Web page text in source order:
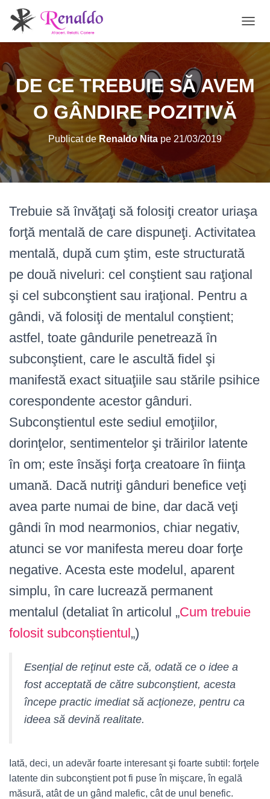
O
Ă
I
G
DE CE TREBUIE SĂ AVEM
O GÂNDIRE POZITIVĂ
Publicat de Renaldo Nita pe 21/03/2019
Trebuie să învăţaţi să folosiţi creator uriaşa
forţă mentală de care dispuneţi. Activitatea
mentală, după cum ştim, este structurată
pe două niveluri: cel conştient sau raţional
şi cel subconştient sau iraţional. Pentru a
gândi, vă folosiţi de mentalul conştient;
astfel, toate gândurile penetrează în
subconştient, care le ascultă fidel şi
manifestă exact situaţiile sau stările psihice
corespondente acestor gânduri.
Subconştientul este sediul emoţiilor,
dorinţelor, sentimentelor şi trăirilor latente
în om; este însăşi forţa creatoare în fiinţa
umană. Dacă nutriţi gânduri benefice veţi
avea parte numai de bine, dar dacă veţi
gândi în mod nearmonios, chiar negativ,
atunci se vor manifesta mereu doar forţe
negative. Acesta este modelul, aparent
simplu, în care lucrează permanent
mentalul (detaliat în articolul „Cum trebuie
folosit subconștientul„)
Esenţial de reţinut este că, odată ce o idee a
fost acceptată de către subconştient, acesta
începe practic imediat să acţioneze, pentru ca
ideea să devină realitate.
Iată, deci, un adevăr foarte interesant şi foarte subtil: forţele
latente din subconştient pot fi puse în mişcare, în egală
măsură, atât de un gând malefic, cât de unul benefic.